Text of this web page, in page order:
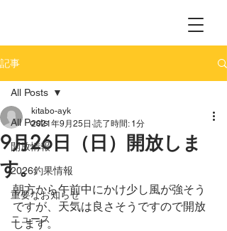
記事
All Posts
開放情報
2026釣果情報
重要なお知らせ
ニュース
All Posts
9月26日（日）開放しま
す。
kitabo-ayk
2021年9月25日 読了時間: 1分
朝方から午前中にかけ少し風が強そう
ですが、天気は良さそうですので開放
します。